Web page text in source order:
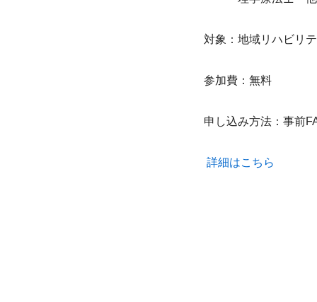
対象：地域リハビリ
参加費：無料
申し込み方法：事前
詳細はこちら